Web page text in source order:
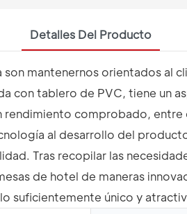
Detalles Del Producto
mantenernos orientados al
con tablero de PVC, tiene un
rendimiento comprobado,
al desarrollo del
Tras recopilar las
de hotel de maneras
suficientemente único y